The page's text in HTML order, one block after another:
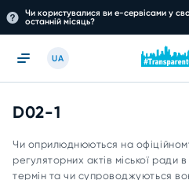
Чи користувалися ви е-сервісами у
останній місяць?
UA
D02-1
Чи оприлюднюються на
регуляторних актів міської
термін та чи супроводжуються